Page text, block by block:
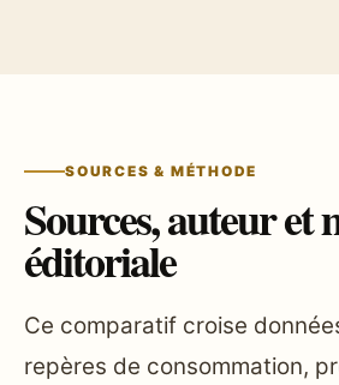
SOURCES & MÉTHODE
Sources, auteur et
éditoriale
Ce comparatif croise
repères de consommation,